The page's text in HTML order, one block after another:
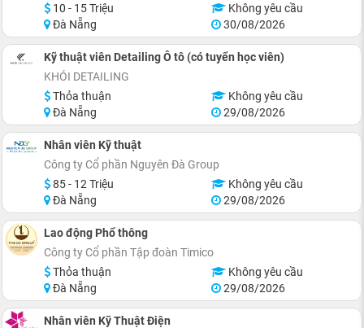
10 - 15 Triệu
Không yêu cầu
Đà Nẵng
30/08/2026
Kỹ thuật viên Detailing Ô tô (có tuyển học viên)
KHÓI DETAILING
Thỏa thuận
Không yêu cầu
Đà Nẵng
29/08/2026
Nhân viên Kỹ thuật
Công ty Cổ phần Nguyên Đà Group
85 - 12 Triệu
Không yêu cầu
Đà Nẵng
29/08/2026
Lao động Phổ thông
Công ty Cổ phần Tập đoàn Timico
Thỏa thuận
Không yêu cầu
Đà Nẵng
29/08/2026
Nhân viên Kỹ Thuật Điện